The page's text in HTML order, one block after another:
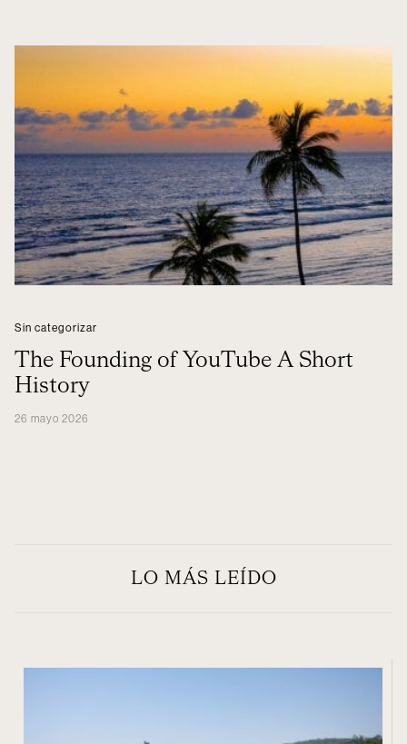
Sin categorizar
The Founding of YouTube A Short
History
26 mayo 2026
LO MÁS LEÍDO